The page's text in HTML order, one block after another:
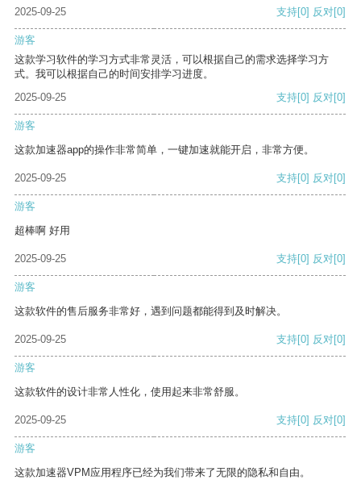
2025-09-25 支持[0] 反对[0]
游客
这款学习软件的学习方式非常灵活，可以根据自己的需求选择学习方
式。我可以根据自己的时间安排学习进度。
2025-09-25
支持[0] 反对[0]
游客
这款加速器app的操作非常简单，一键加速就能开启，非常方便。
2025-09-25 支持[0] 反对[0]
游客
超棒啊 好用
2025-09-25 支持[0] 反对[0]
游客
这款软件的售后服务非常好，遇到问题都能得到及时解决。
2025-09-25 支持[0] 反对[0]
游客
这款软件的设计非常人性化，使用起来非常舒服。
2025-09-25 支持[0] 反对[0]
游客
这款加速器VPM应用程序已经为我们带来了无限的隐私和自由。